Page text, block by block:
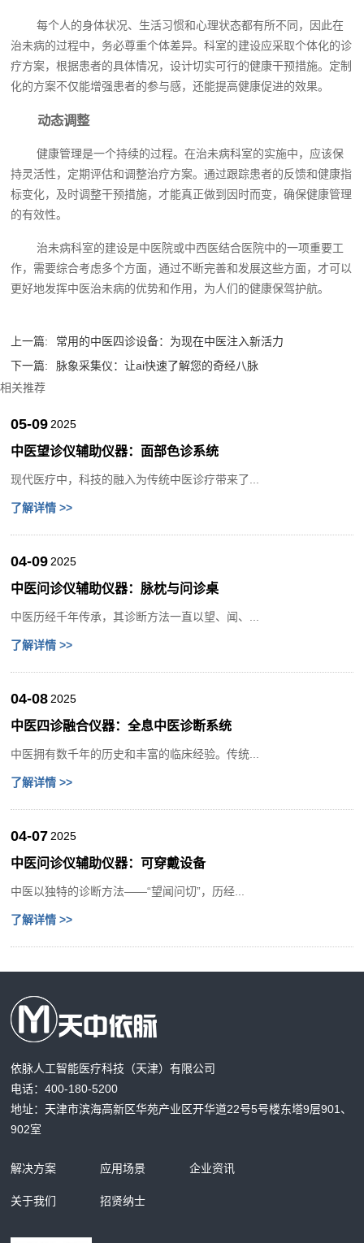
每个人的身体状况、生活习惯和心理状态都有所不同，因此在
治未病的过程中，务必尊重个体差异。科室的建设应采取个体化的诊
疗方案，根据患者的具体情况，设计切实可行的健康干预措施。定制
化的方案不仅能增强患者的参与感，还能提高健康促进的效果。
动态调整
健康管理是一个持续的过程。在治未病科室的实施中，应该保
持灵活性，定期评估和调整治疗方案。通过跟踪患者的反馈和健康指
标变化，及时调整干预措施，才能真正做到因时而变，确保健康管理
的有效性。
治未病科室的建设是中医院或中西医结合医院中的一项重要工
作，需要综合考虑多个方面，通过不断完善和发展这些方面，才可以
更好地发挥中医治未病的优势和作用，为人们的健康保驾护航。‍
上一篇:
常用的中医四诊设备：为现在中医注入新活力
下一篇:
脉象采集仪：让ai快速了解您的奇经八脉
相关推荐
05-09 2025
中医望诊仪辅助仪器：面部色诊系统
现代医疗中，科技的融入为传统中医诊疗带来了...
了解详情 >>
04-09 2025
中医问诊仪辅助仪器：脉枕与问诊桌
中医历经千年传承，其诊断方法一直以望、闻、...
了解详情 >>
04-08 2025
中医四诊融合仪器：全息中医诊断系统
中医拥有数千年的历史和丰富的临床经验。传统...
了解详情 >>
04-07 2025
中医问诊仪辅助仪器：可穿戴设备
中医以独特的诊断方法——“望闻问切”，历经...
了解详情 >>
依脉人工智能医疗科技（天津）有限公司
电话：400-180-5200
地址：天津市滨海高新区华苑产业区开华道22号5号楼东塔9层901、
902室
解决方案 应用场景 企业资讯
关于我们 招贤纳士